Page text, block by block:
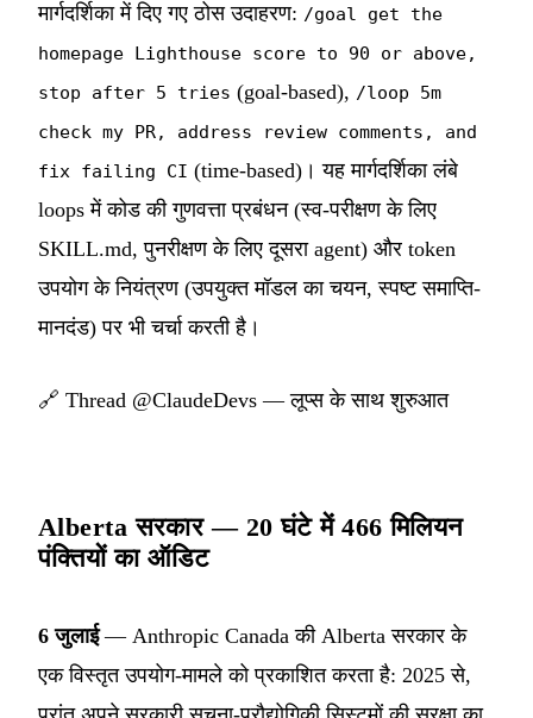
मार्गदर्शिका में दिए गए ठोस उदाहरण: /goal get the
homepage Lighthouse score to 90 or above,
stop after 5 tries (goal-based), /loop 5m
check my PR, address review comments, and
fix failing CI (time-based)। यह मार्गदर्शिका लंबे
loops में कोड की गुणवत्ता प्रबंधन (स्व-परीक्षण के लिए
SKILL.md, पुनरीक्षण के लिए दूसरा agent) और token
उपयोग के नियंत्रण (उपयुक्त मॉडल का चयन, स्पष्ट समाप्ति-
मानदंड) पर भी चर्चा करती है।
🔗 Thread @ClaudeDevs — लूप्स के साथ शुरुआत
Alberta सरकार — 20 घंटे में 466 मिलियन
पंक्तियों का ऑडिट
6 जुलाई— Anthropic Canada की Alberta सरकार के
एक विस्तृत उपयोग-मामले को प्रकाशित करता है: 2025 से,